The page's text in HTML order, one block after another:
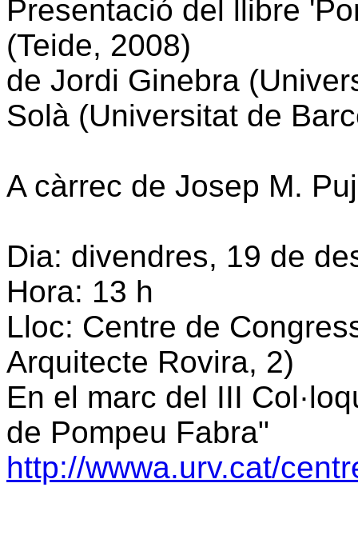
Presentació del llibre
(Teide, 2008)
de Jordi Ginebra
Solà (Universitat de
A càrrec de Josep M.
Dia: divendres, 19 de
Hora: 13 h
Lloc: Centre de
Arquitecte Rovira, 2)
En el marc del III
de Pompeu Fabra"
http://wwwa.urv.cat/